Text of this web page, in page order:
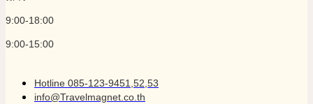
9:00-18:00
9:00-15:00
Hotline 085-123-9451,52,53
info@Travelmagnet.co.th